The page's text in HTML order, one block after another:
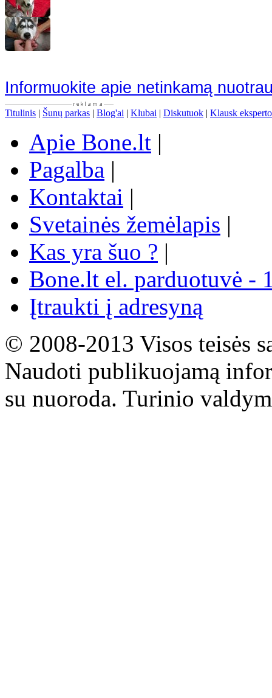
Informuokite apie netinkamą
Titulinis | Šunų parkas | Blog'ai | Klubai | Diskutuok | Klausk eksperto
Apie Bone.lt |
Pagalba |
Kontaktai |
Svetainės žemėlapis |
Kas yra šuo ? |
Bone.lt el. parduotuvė -
Įtraukti į adresyną
© 2008-2013 Visos teisės
Naudoti publikuojamą
su nuoroda. Turinio